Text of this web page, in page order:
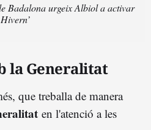
Badalona urgeix Albiol a activar
la Generalitat
que treballa de manera
en l'atenció a les